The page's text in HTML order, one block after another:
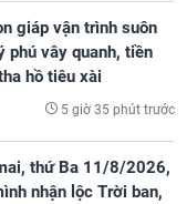
giáp vận trình suôn
phú vây quanh, tiền
hồ tiêu xài
5 giờ 35 phút trước
thứ Ba 11/8/2026,
nhận lộc Trời ban,